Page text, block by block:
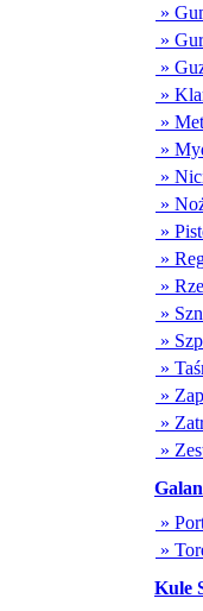
»
»
»
»
»
»
»
»
»
»
»
»
»
»
»
»
»
»
»
Kule